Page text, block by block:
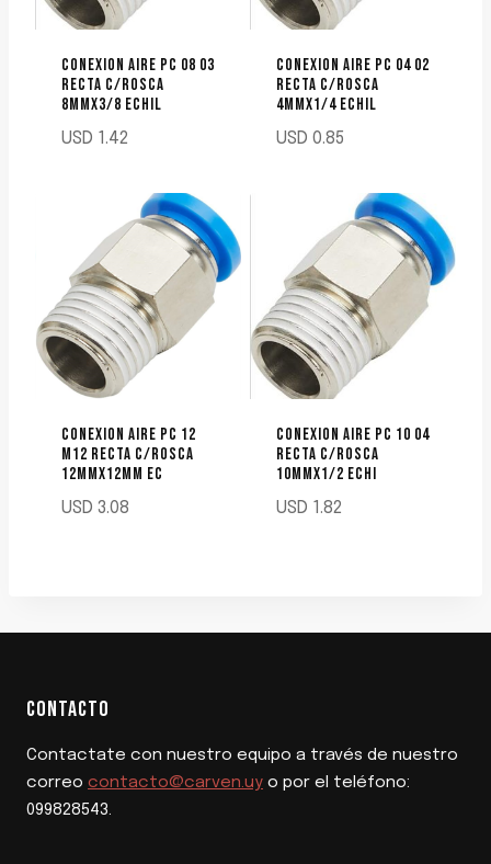
CONEXION AIRE PC 08 03
RECTA C/ROSCA
8MMX3/8 ECHIL
USD 1.42
CONEXION AIRE PC 04 02
RECTA C/ROSCA
4MMX1/4 ECHIL
USD 0.85
CONEXION AIRE PC 12
M12 RECTA C/ROSCA
12MMX12MM EC
USD 3.08
CONEXION AIRE PC 10 04
RECTA C/ROSCA
10MMX1/2 ECHI
USD 1.82
CONTACTO
Contactate con nuestro equipo a través de nuestro
correo contacto@carven.uy o por el teléfono:
099828543.